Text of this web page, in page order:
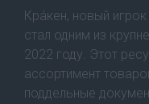
Кра́кен, новый
стал одним из
2022 году. Этот
ассортимент
поддельные